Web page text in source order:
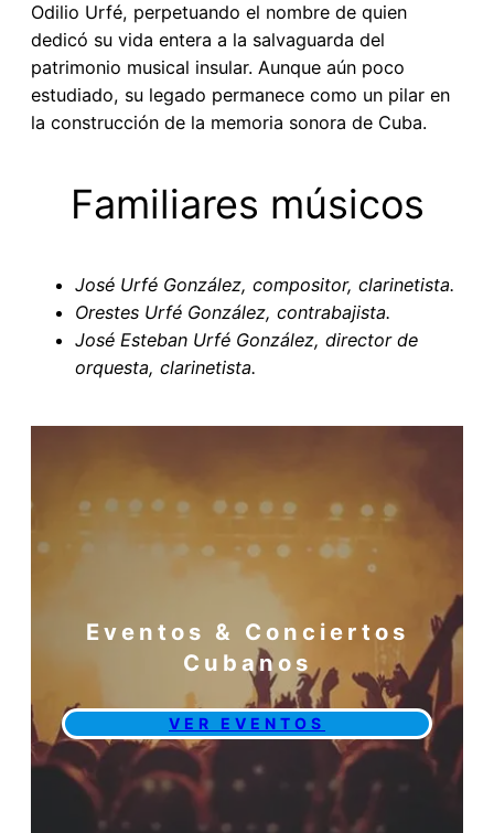
Odilio Urfé, perpetuando el nombre de quien
dedicó su vida entera a la salvaguarda del
patrimonio musical insular. Aunque aún poco
estudiado, su legado permanece como un pilar en
la construcción de la memoria sonora de Cuba.
Familiares músicos
José Urfé González, compositor, clarinetista.
Orestes Urfé González, contrabajista.
José Esteban Urfé González, director de
orquesta, clarinetista.
Eventos & Conciertos
Cubanos
VER EVENTOS